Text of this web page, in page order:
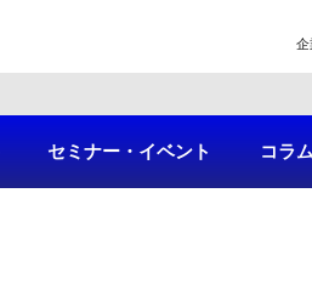
企
セミナー・イベント コラム